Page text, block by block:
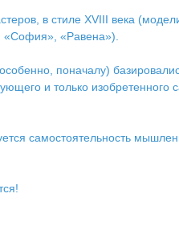
в стиле XVIII века
«Равена»).
поначалу)
и только
самостоятельность